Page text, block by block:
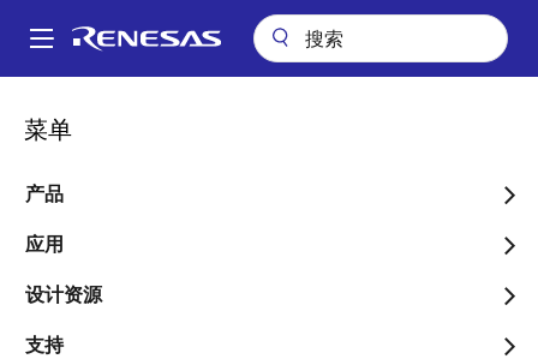
到
Main
菜单
产品
应用
设计资源
支持
面
包
屑
跳转至页面部分：